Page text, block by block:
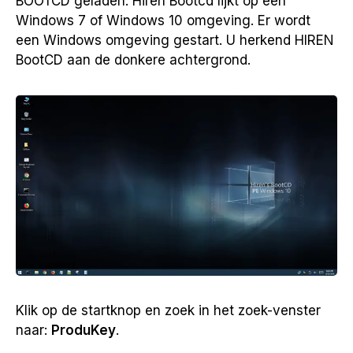
Windows 7 of Windows 10 omgeving. Er wordt
een Windows omgeving gestart. U herkend HIREN
BootCD aan de donkere achtergrond.
Klik op de startknop en zoek in het zoek-venster
naar: ProduKey.